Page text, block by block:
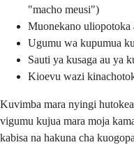
"macho meusi")
Muonekano
Ugumu wa kupumua
Sauti ya kusaga au ya
Kioevu wazi
Kuvimba mara nyingi
vigumu kujua mara moja
kabisa na hakuna cha